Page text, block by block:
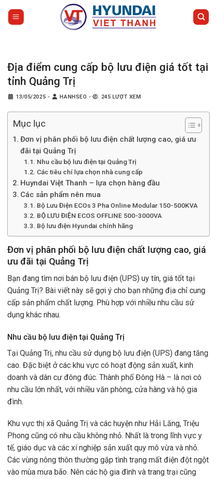
Địa điểm cung cấp bộ lưu điện giá tốt tại
tỉnh Quảng Trị
13/05/2025 - HANHSEO - 245 LƯỢT XEM
Mục lục
Đơn vị phân phối bộ lưu điện chất lượng cao, giá ưu
đãi tại Quảng Trị
Nhu cầu bộ lưu điện tại Quảng Trị
Các tiêu chí lựa chọn nhà cung cấp
Huyndai Việt Thanh – lựa chọn hàng đầu
Các sản phẩm nên mua
Bộ Lưu Điện ECOs 3 Pha Online Modular 150-500KVA
BỘ LƯU ĐIỆN ECOS OFFLINE 500-3000VA
Bộ lưu điện Hyundai chính hãng
Đơn vị phân phối bộ lưu điện chất lượng cao, giá
ưu đãi tại Quảng Trị
Bạn đang tìm nơi bán bộ lưu điện (UPS) uy tín, giá tốt tại
Quảng Trị? Bài viết này sẽ gợi ý cho bạn những địa chỉ cung
cấp sản phẩm chất lượng. Phù hợp với nhiều nhu cầu sử
dụng khác nhau.
Nhu cầu bộ lưu điện tại Quảng Trị
Tại Quảng Trị, nhu cầu sử dụng bộ lưu điện (UPS) đang tăng
cao. Đặc biệt ở các khu vực có hoạt động sản xuất, kinh
doanh và dân cư đông đúc. Thành phố Đông Hà – là nơi có
nhu cầu lớn nhất, với nhiều văn phòng, cửa hàng và hộ gia
đình.
Khu vực thị xã Quảng Trị và các huyện như Hải Lăng, Triệu
Phong cũng có nhu cầu không nhỏ. Nhất là trong lĩnh vực y
tế, giáo dục và các xí nghiệp sản xuất quy mô vừa và nhỏ.
Các vùng nông thôn thường gặp tình trạng mất điện đột ngột
vào mùa mưa bão. Nên các hộ gia đình và trang trại cũng